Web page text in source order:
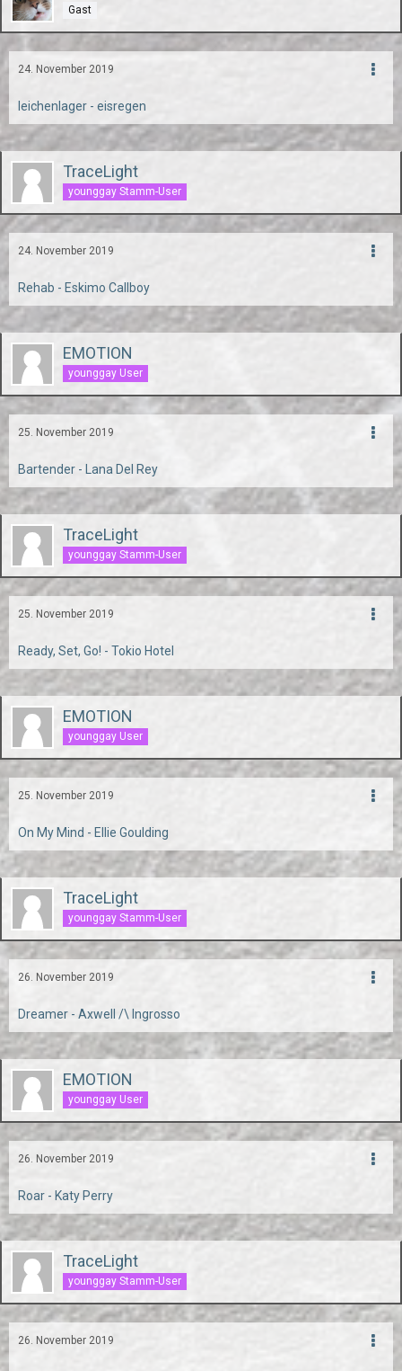
Gast
24. November 2019
leichenlager - eisregen
TraceLight
younggay Stamm-User
24. November 2019
Rehab - Eskimo Callboy
EMOTION
younggay User
25. November 2019
Bartender - Lana Del Rey
TraceLight
younggay Stamm-User
25. November 2019
Ready, Set, Go! - Tokio Hotel
EMOTION
younggay User
25. November 2019
On My Mind - Ellie Goulding
TraceLight
younggay Stamm-User
26. November 2019
Dreamer - Axwell /\ Ingrosso
EMOTION
younggay User
26. November 2019
Roar - Katy Perry
TraceLight
younggay Stamm-User
26. November 2019